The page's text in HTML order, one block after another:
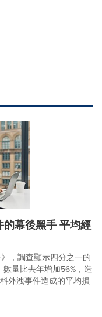
幕後黑手 平均經
，調查顯示四分之一的
量比去年增加56%，造
外洩事件造成的平均損